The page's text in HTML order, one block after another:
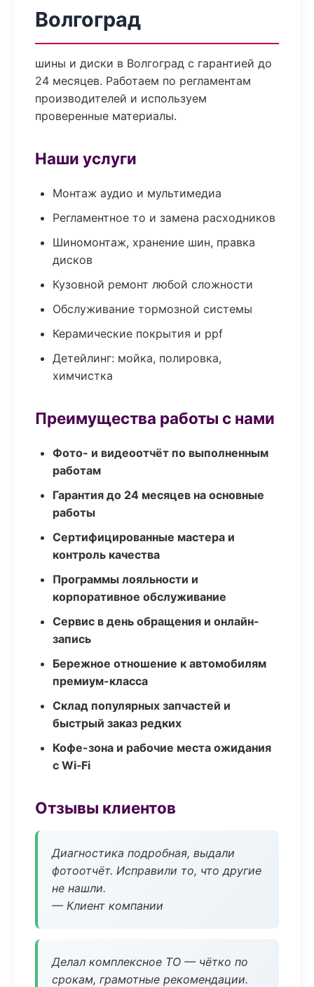
Волгоград
шины и диски в Волгоград с гарантией до
24 месяцев. Работаем по регламентам
производителей и используем
проверенные материалы.
Наши услуги
Монтаж аудио и мультимедиа
Регламентное то и замена расходников
Шиномонтаж, хранение шин, правка
дисков
Кузовной ремонт любой сложности
Обслуживание тормозной системы
Керамические покрытия и ppf
Детейлинг: мойка, полировка,
химчистка
Преимущества работы с нами
Фото- и видеоотчёт по выполненным
работам
Гарантия до 24 месяцев на основные
работы
Сертифицированные мастера и
контроль качества
Программы лояльности и
корпоративное обслуживание
Сервис в день обращения и онлайн-
запись
Бережное отношение к автомобилям
премиум-класса
Склад популярных запчастей и
быстрый заказ редких
Кофе-зона и рабочие места ожидания
с Wi‑Fi
Отзывы клиентов
Диагностика подробная, выдали
фотоотчёт. Исправили то, что другие
не нашли.
— Клиент компании
Делал комплексное ТО — чётко по
срокам, грамотные рекомендации.